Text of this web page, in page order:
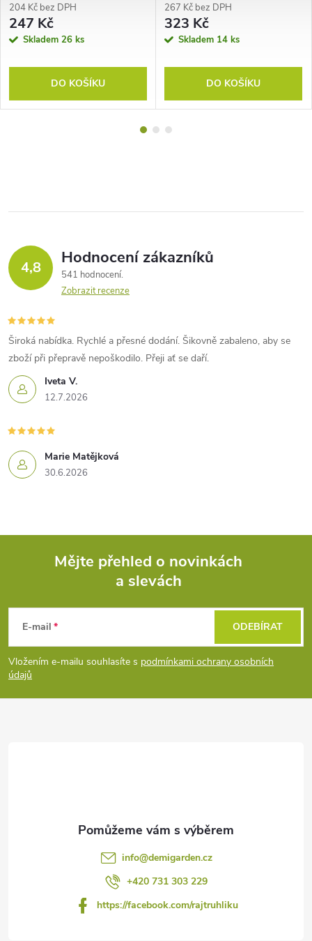
204 Kč bez DPH
247 Kč
Skladem 26 ks
DO KOŠÍKU
267 Kč bez DPH
323 Kč
Skladem 14 ks
DO KOŠÍKU
4,8 Hodnocení zákazníků
541 hodnocení
Zobrazit recenze
Iveta V.
12.7.2026
Široká nabídka. Rychlé a přesné dodání. Šikovně zabaleno, aby se
zboží při přepravě nepoškodilo. Přeji ať se daří.
Marie Matějková
30.6.2026
p
a
Mějte přehled o novinkách
a slevách
E-mail
Vložením e-mailu souhlasíte s podmínkami ochrany osobních
údajů
ODEBÍRAT
info@demigarden.cz
+420 731 303 229
https://facebook.com/rajtruhliku